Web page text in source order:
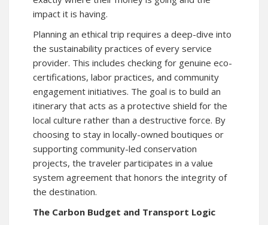
impact it is having.
Planning an ethical trip requires a deep-dive into
the sustainability practices of every service
provider. This includes checking for genuine eco-
certifications, labor practices, and community
engagement initiatives. The goal is to build an
itinerary that acts as a protective shield for the
local culture rather than a destructive force. By
choosing to stay in locally-owned boutiques or
supporting community-led conservation
projects, the traveler participates in a value
system agreement that honors the integrity of
the destination.
The Carbon Budget and Transport Logic